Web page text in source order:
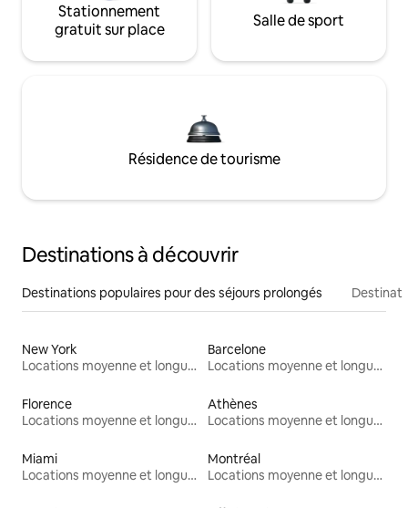
Stationnement
gratuit sur place
Salle de sport
Résidence de tourisme
Destinations à découvrir
Destinations populaires pour des séjours prolongés
New York
Locations moyenne et longue durée
Barcelone
Locations moyenne et longue durée
Florence
Locations moyenne et longue durée
Athènes
Locations moyenne et longue durée
Miami
Locations moyenne et longue durée
Montréal
Locations moyenne et longue durée